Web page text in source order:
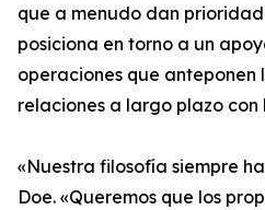
que a menudo dan prioridad
posiciona en torno a un
operaciones que
relaciones a largo plazo con
«Nuestra filosofía siempre
Doe. «Queremos que los